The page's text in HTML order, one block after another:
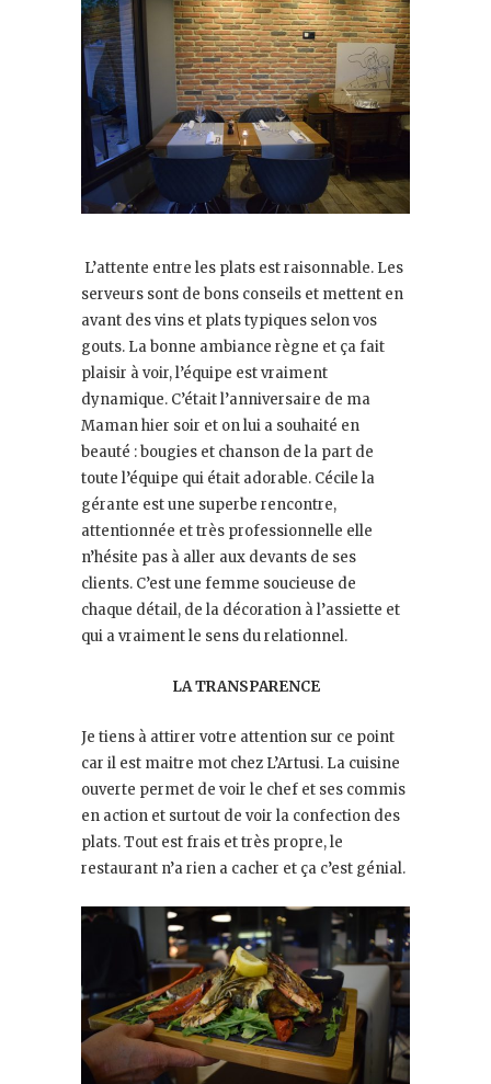
L’attente entre les plats est raisonnable. Les
serveurs sont de bons conseils et mettent en
avant des vins et plats typiques selon vos
gouts. La bonne ambiance règne et ça fait
plaisir à voir, l’équipe est vraiment
dynamique. C’était l’anniversaire de ma
Maman hier soir et on lui a souhaité en
beauté : bougies et chanson de la part de
toute l’équipe qui était adorable. Cécile la
gérante est une superbe rencontre,
attentionnée et très professionnelle elle
n’hésite pas à aller aux devants de ses
clients. C’est une femme soucieuse de
chaque détail, de la décoration à l’assiette et
qui a vraiment le sens du relationnel.
LA TRANSPARENCE
Je tiens à attirer votre attention sur ce point
car il est maitre mot chez L’Artusi. La cuisine
ouverte permet de voir le chef et ses commis
en action et surtout de voir la confection des
plats. Tout est frais et très propre, le
restaurant n’a rien a cacher et ça c’est génial.